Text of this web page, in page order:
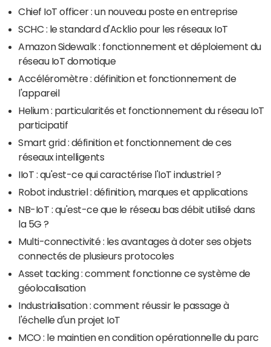
Chief IoT officer : un nouveau poste en entreprise
SCHC : le standard d'Acklio pour les réseaux IoT
Amazon Sidewalk : fonctionnement et déploiement du
réseau IoT domotique
Accéléromètre : définition et fonctionnement de
l'appareil
Helium : particularités et fonctionnement du réseau IoT
participatif
Smart grid : définition et fonctionnement de ces
réseaux intelligents
IIoT : qu'est-ce qui caractérise l'IoT industriel ?
Robot industriel : définition, marques et applications
NB-IoT : qu'est-ce que le réseau bas débit utilisé dans
la 5G ?
Multi-connectivité : les avantages à doter ses objets
connectés de plusieurs protocoles
Asset tacking : comment fonctionne ce système de
géolocalisation
Industrialisation : comment réussir le passage à
l'échelle d'un projet IoT
MCO : le maintien en condition opérationnelle du parc